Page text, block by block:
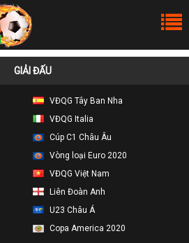
GIẢI ĐẤU
VĐQG Tây Ban Nha
VĐQG Italia
Cúp C1 Châu Âu
Vòng loại Euro 2020
VĐQG Việt Nam
Liên Đoàn Anh
U23 Châu Á
Copa America 2020